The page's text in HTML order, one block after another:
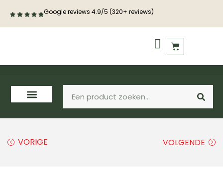
Google reviews 4.9/5 (320+ reviews)
VORIGE VOLGENDE